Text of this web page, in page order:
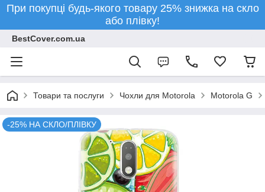
При покупці будь-якого товару 25% знижка на скло
або плівку!
BestCover.com.ua
Товари та послуги Чохли для Motorola Motorola G
-25% НА СКЛО/ПЛІВКУ